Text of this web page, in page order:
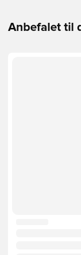
Anbefalet til